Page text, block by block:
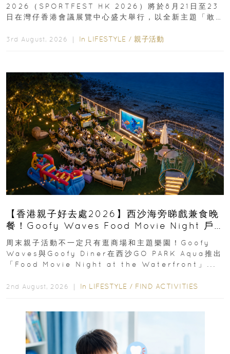
2026（SPORTFEST HK 2026）將於8月21日至23
日在灣仔香港會議展覽中心盛大舉行，以全新主題「敢
3rd August, 2026 ｜ In LIFESTYLE / 親子活動
【香港親子好去處2026】西沙海旁睇戲兼食晚
餐！Goofy Waves Food Movie Night 戶
外影院逢週末登場
周末親子活動不一定只有逛商場和主題樂園！Goofy
Waves與Goofy Diner在西沙GO PARK Aqua推出
「Food Movie Night at the Waterfront」...
2nd August, 2026 ｜ In LIFESTYLE / FIND ACTIVITIES